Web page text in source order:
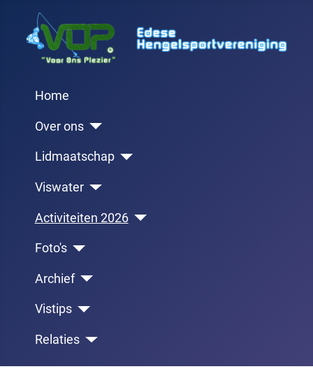
Home
Over ons
Lidmaatschap
Viswater
Activiteiten 2026
Foto's
Archief
Vistips
Relaties